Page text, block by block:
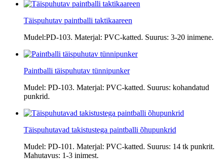
Täispuhutav paintballi taktikaareen
Mudel:PD-103. Materjal: PVC-katted. Suurus: 3-20 inimene.
Paintballi täispuhutav tünnipunker
Mudel: PD-103. Materjal: PVC-katted. Suurus: kohandatud
punkrid.
Täispuhutavad takistustega paintballi õhupunkrid
Mudel: PD-101. Materjal: PVC-katted. Suurus: 14 tk punkrit.
Mahutavus: 1-3 inimest.